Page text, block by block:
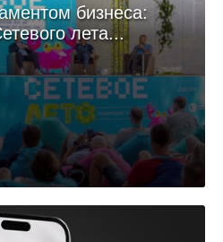
бизнеса:
лета...